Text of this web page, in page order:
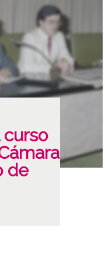
curso
de